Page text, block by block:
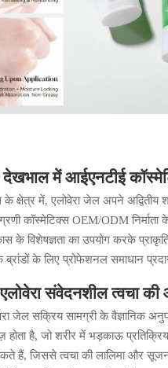
में आईएनटीई
क्षेत्र में, एलोवेरा जेल अपने
कॉस्मेटिक्स OEM/ODM
के विशेषज्ञता का उपयोग करके
ब्रांडों के लिए प्रोफेशनल समाधान
संवेदनशील त्वचा
जेल सक्रिय सामग्री के वैज्ञानिक
होता है, जो शरीर में भड़काऊ
हैं, जिससे त्वचा की लालिमा और